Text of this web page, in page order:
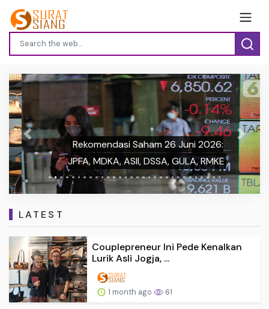
Rekomendasi Saham 26 Juni 2026:
JPFA, MDKA, ASII, DSSA, GULA, RMKE
Previous Next
LATEST
Couplepreneur Ini Pede Kenalkan
Lurik Asli Jogja, ...
1 month ago 61